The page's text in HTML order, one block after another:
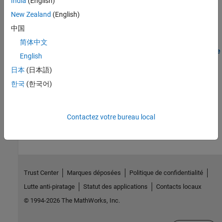
Adhere to code generation restrictions for cell arrays.
Résolution des problèmes
Resolve Issue: Cell Array Elements Must Be Fully Defined Before
Use
Troubleshoot code generation errors when cell array elements are
not defined before use.
New Zealand (English)
中国
简体中文
English
日本 (日本語)
한국 (한국어)
Contactez votre bureau local
Trust Center Marques déposées
Politique de confidentialité
Lutte anti-piratage
Statut des applications
Contacts locaux
© 1994-2026 The MathWorks, Inc.